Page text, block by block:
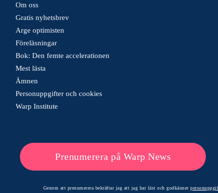
Om oss
Gratis nyhetsbrev
Arge optimisten
Föreläsningar
Bok: Den femte accelerationen
Mest lästa
Ämnen
Personuppgifter och cookies
Warp Institute
Prenumerera på Warp News
Genom att prenumerera bekräftar jag att jag har läst och godkänner